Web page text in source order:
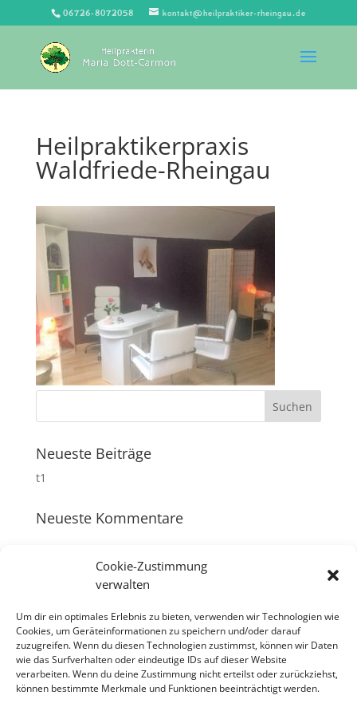
Cookie-Zustimmung
verwalten
Um dir ein optimales Erlebnis zu bieten, verwenden wir Technologien wie
Cookies, um Geräteinformationen zu speichern und/oder darauf
zuzugreifen. Wenn du diesen Technologien zustimmst, können wir Daten
wie das Surfverhalten oder eindeutige IDs auf dieser Website
verarbeiten. Wenn du deine Zustimmung nicht erteilst oder zurückziehst,
können bestimmte Merkmale und Funktionen beeinträchtigt werden.
06726-8072058 kontakt@heilpraktiker-rheingau.de
Heilpraktikerpraxis
Waldfriede-Rheingau
Neueste Beiträge
t1
Neueste Kommentare
November 2017
Kategorien
Allgemein
Meta